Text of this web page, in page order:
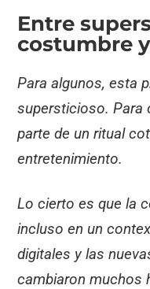
Entre
costumbre
Para algunos, esta
supersticioso. Para
parte de un ritual
entretenimiento.
Lo cierto es que la
incluso en un
digitales y las
cambiaron muchos